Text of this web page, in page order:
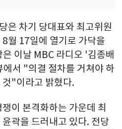
은 차기 당대표와 최고위원
월 17일에 열기로 가닥을
이날 MBC 라디오 '김종배
서 "의결 절차를 거쳐야 하
것"이라고 밝혔다.
이 본격화하는 가운데 최
곽을 드러내고 있다. 전당